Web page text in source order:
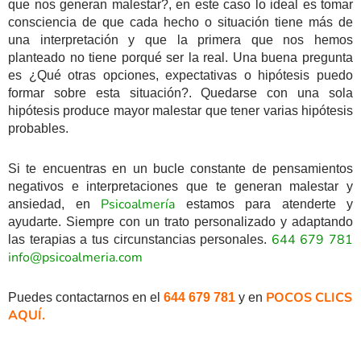
que nos generan malestar?, en este caso lo ideal es tomar
consciencia de que cada hecho o situación tiene más de
una interpretación y que la primera que nos hemos
planteado no tiene porqué ser la real. Una buena pregunta
es ¿Qué otras opciones, expectativas o hipótesis puedo
formar sobre esta situación?. Quedarse con una sola
hipótesis produce mayor malestar que tener varias hipótesis
probables.
Si te encuentras en un bucle constante de pensamientos
negativos e interpretaciones que te generan malestar y
ansiedad, en Psicoalmería estamos para atenderte y
ayudarte. Siempre con un trato personalizado y adaptando
las terapias a tus circunstancias personales. 644 679 781
info@psicoalmeria.com
Puedes contactarnos en el 644 679 781 y en POCOS CLICS
AQUÍ.